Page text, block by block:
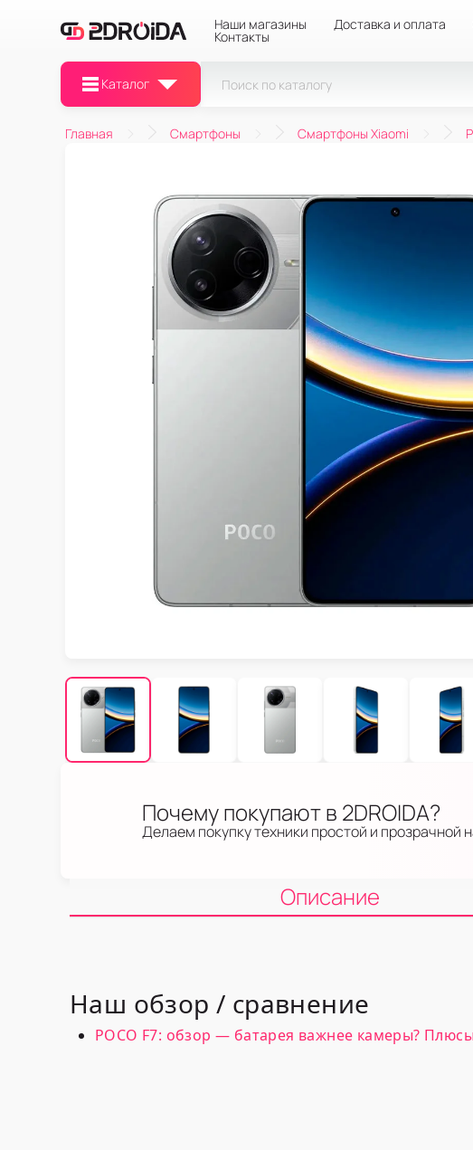
Наши магазины Доставка и оплата
Контакты
Каталог
Главная Смартфоны Смартфоны Xiaomi
Почему покупают в 2DROIDA?
Делаем покупку техники простой и прозрачной
Описание
Наш обзор / сравнение
POCO F7: обзор — батарея важнее камеры?